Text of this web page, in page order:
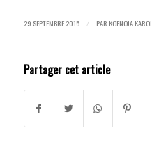
29 SEPTEMBRE 2015 / PAR KOFNOJA
Partager cet article